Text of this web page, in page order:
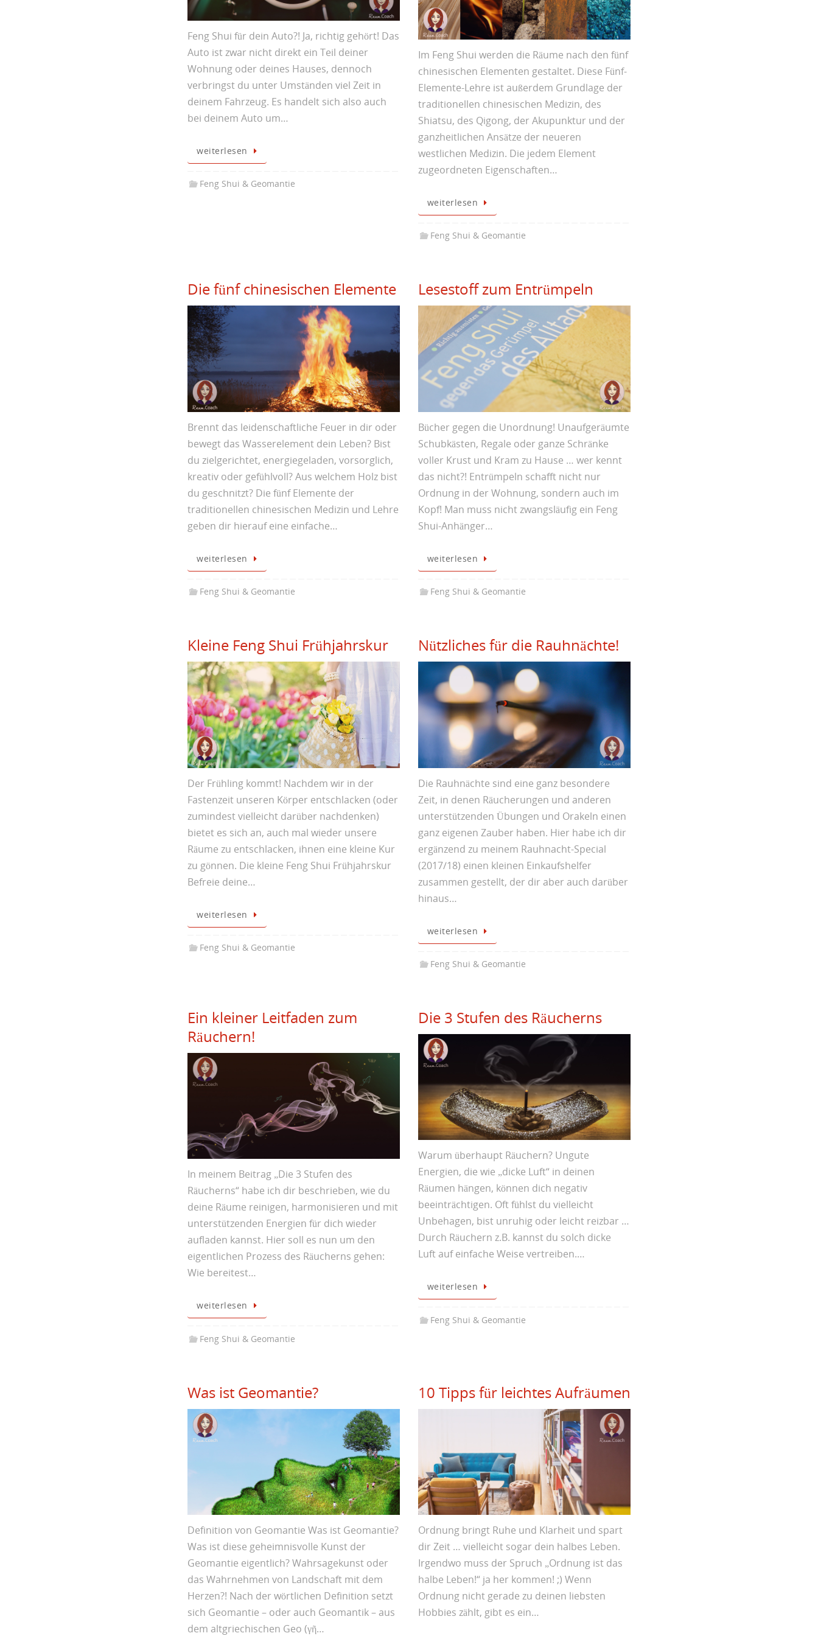
Feng Shui für dein Auto?! Ja, richtig gehört! Das
Auto ist zwar nicht direkt ein Teil deiner
Wohnung oder deines Hauses, dennoch
verbringst du unter Umständen viel Zeit in
deinem Fahrzeug. Es handelt sich also auch
bei deinem Auto um…
weiterlesen
Feng Shui & Geomantie
Im Feng Shui werden die Räume nach den fünf
chinesischen Elementen gestaltet. Diese Fünf-
Elemente-Lehre ist außerdem Grundlage der
traditionellen chinesischen Medizin, des
Shiatsu, des Qigong, der Akupunktur und der
ganzheitlichen Ansätze der neueren
westlichen Medizin. Die jedem Element
zugeordneten Eigenschaften…
weiterlesen
Feng Shui & Geomantie
Die fünf chinesischen Elemente
Brennt das leidenschaftliche Feuer in dir oder
bewegt das Wasserelement dein Leben? Bist
du zielgerichtet, energiegeladen, vorsorglich,
kreativ oder gefühlvoll? Aus welchem Holz bist
du geschnitzt? Die fünf Elemente der
traditionellen chinesischen Medizin und Lehre
geben dir hierauf eine einfache…
weiterlesen
Feng Shui & Geomantie
Lesestoff zum Entrümpeln
Bücher gegen die Unordnung! Unaufgeräumte
Schubkästen, Regale oder ganze Schränke
voller Krust und Kram zu Hause … wer kennt
das nicht?! Entrümpeln schafft nicht nur
Ordnung in der Wohnung, sondern auch im
Kopf! Man muss nicht zwangsläufig ein Feng
Shui-Anhänger…
weiterlesen
Feng Shui & Geomantie
Kleine Feng Shui Frühjahrskur
Der Frühling kommt! Nachdem wir in der
Fastenzeit unseren Körper entschlacken (oder
zumindest vielleicht darüber nachdenken)
bietet es sich an, auch mal wieder unsere
Räume zu entschlacken, ihnen eine kleine Kur
zu gönnen. Die kleine Feng Shui Frühjahrskur
Befreie deine…
weiterlesen
Feng Shui & Geomantie
Nützliches für die Rauhnächte!
Die Rauhnächte sind eine ganz besondere
Zeit, in denen Räucherungen und anderen
unterstützenden Übungen und Orakeln einen
ganz eigenen Zauber haben. Hier habe ich dir
ergänzend zu meinem Rauhnacht-Special
(2017/18) einen kleinen Einkaufshelfer
zusammen gestellt, der dir aber auch darüber
hinaus…
weiterlesen
Feng Shui & Geomantie
Ein kleiner Leitfaden zum
Räuchern!
In meinem Beitrag „Die 3 Stufen des
Räucherns“ habe ich dir beschrieben, wie du
deine Räume reinigen, harmonisieren und mit
unterstützenden Energien für dich wieder
aufladen kannst. Hier soll es nun um den
eigentlichen Prozess des Räucherns gehen:
Wie bereitest…
weiterlesen
Feng Shui & Geomantie
Die 3 Stufen des Räucherns
Warum überhaupt Räuchern? Ungute
Energien, die wie „dicke Luft“ in deinen
Räumen hängen, können dich negativ
beeinträchtigen. Oft fühlst du vielleicht
Unbehagen, bist unruhig oder leicht reizbar …
Durch Räuchern z.B. kannst du solch dicke
Luft auf einfache Weise vertreiben.…
weiterlesen
Feng Shui & Geomantie
Was ist Geomantie?
Definition von Geomantie Was ist Geomantie?
Was ist diese geheimnisvolle Kunst der
Geomantie eigentlich? Wahrsagekunst oder
das Wahrnehmen von Landschaft mit dem
Herzen?! Nach der wörtlichen Definition setzt
sich Geomantie – oder auch Geomantik – aus
dem altgriechischen Geo (γῆ…
10 Tipps für leichtes Aufräumen
Ordnung bringt Ruhe und Klarheit und spart
dir Zeit … vielleicht sogar dein halbes Leben.
Irgendwo muss der Spruch „Ordnung ist das
halbe Leben!“ ja her kommen! ;) Wenn
Ordnung nicht gerade zu deinen liebsten
Hobbies zählt, gibt es ein…